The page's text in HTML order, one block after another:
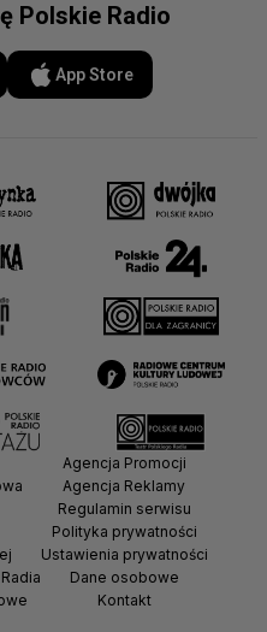
Polskie Radio
App Store
Agencja Promocji
Agencja Reklamy
Regulamin serwisu
Polityka prywatności
Ustawienia prywatności
Dane osobowe
Kontakt